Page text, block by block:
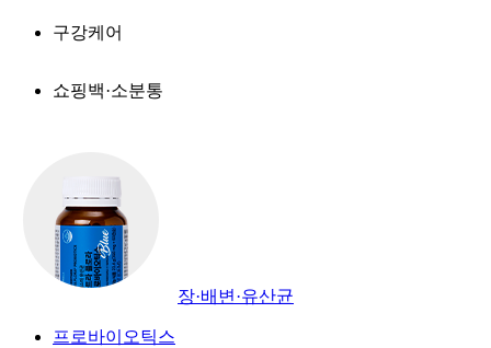
구강케어
쇼핑백·소분통
장·배변·유산균
프로바이오틱스